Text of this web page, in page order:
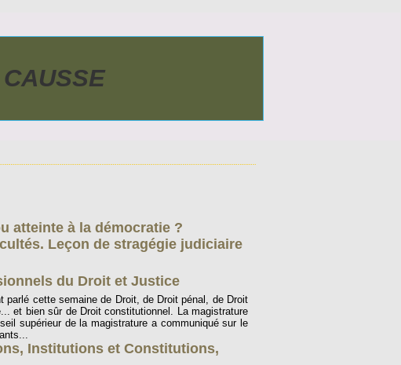
atteinte à la démocratie ?
Leçon de stragégie judiciaire
du Droit et Justice
parlé cette semaine de Droit, de Droit pénal, de Droit
et bien sûr de Droit constitutionnel. La magistrature
supérieur de la magistrature a communiqué sur le
, Institutions et Constitutions,